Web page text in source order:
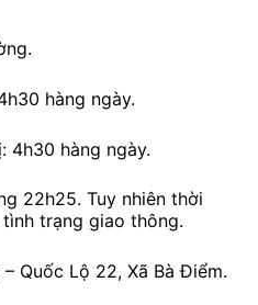
hàng ngày.
4h30 hàng ngày.
22h25. Tuy nhiên thời
trạng giao thông.
Quốc Lộ 22, Xã Bà Điểm.